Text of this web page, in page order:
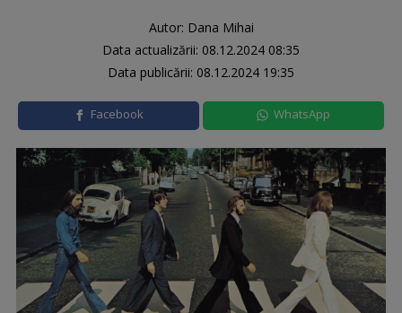
Autor: Dana Mihai
Data actualizării: 08.12.2024 08:35
Data publicării: 08.12.2024 19:35
Facebook WhatsApp